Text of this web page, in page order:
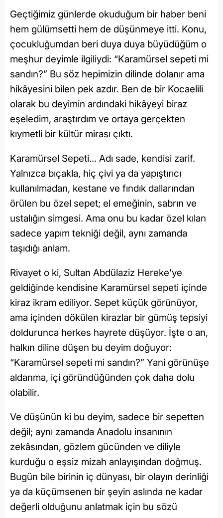
Geçtiğimiz günlerde okuduğum bir haber beni
hem gülümsetti hem de düşünmeye itti. Konu,
çocukluğumdan beri duya duya büyüdüğüm o
meşhur deyimle ilgiliydi: “Karamürsel sepeti mi
sandın?” Bu söz hepimizin dilinde dolanır ama
hikâyesini bilen pek azdır. Ben de bir Kocaelili
olarak bu deyimin ardındaki hikâyeyi biraz
eşeledim, araştırdım ve ortaya gerçekten
kıymetli bir kültür mirası çıktı.
Karamürsel Sepeti... Adı sade, kendisi zarif.
Yalnızca bıçakla, hiç çivi ya da yapıştırıcı
kullanılmadan, kestane ve fındık dallarından
örülen bu özel sepet; el emeğinin, sabrın ve
ustalığın simgesi. Ama onu bu kadar özel kılan
sadece yapım tekniği değil, aynı zamanda
taşıdığı anlam.
Rivayet o ki, Sultan Abdülaziz Hereke’ye
geldiğinde kendisine Karamürsel sepeti içinde
kiraz ikram ediliyor. Sepet küçük görünüyor,
ama içinden dökülen kirazlar bir gümüş tepsiyi
doldurunca herkes hayrete düşüyor. İşte o an,
halkın diline düşen bu deyim doğuyor:
“Karamürsel sepeti mi sandın?” Yani görünüşe
aldanma, içi göründüğünden çok daha dolu
olabilir.
Ve düşünün ki bu deyim, sadece bir sepetten
değil; aynı zamanda Anadolu insanının
zekâsından, gözlem gücünden ve diliyle
kurduğu o eşsiz mizah anlayışından doğmuş.
Bugün bile birinin iç dünyası, bir olayın derinliği
ya da küçümsenen bir şeyin aslında ne kadar
değerli olduğunu anlatmak için bu sözü